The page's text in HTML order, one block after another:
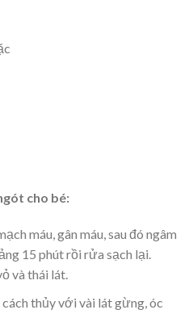
cho bé:
máu, gân máu, sau đó ngâm
15 phút rồi rửa sạch lại.
và thái lát.
thủy với vài lát gừng, óc